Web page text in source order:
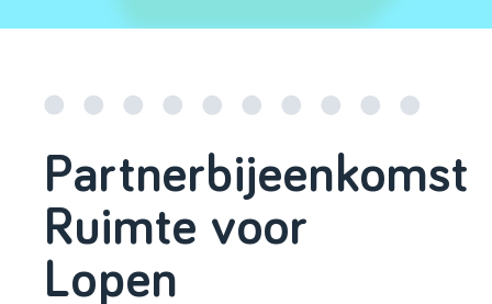
Partnerbijeenkomst
Ruimte voor
Lopen